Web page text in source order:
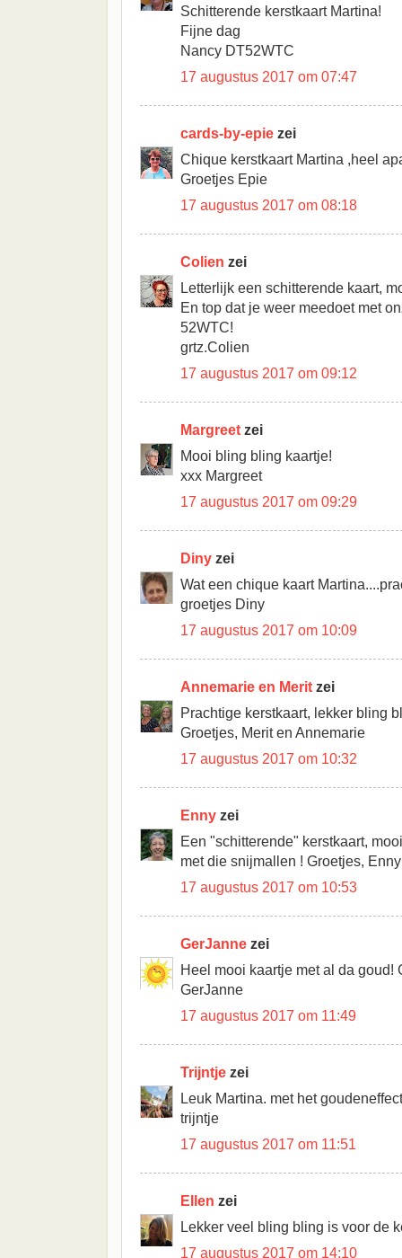
Schitterende kerstkaart Martina!
Fijne dag
Nancy DT52WTC
17 augustus 2017 om 07:47
cards-by-epie zei
Chique kerstkaart Martina ,heel
Groetjes Epie
17 augustus 2017 om 08:18
Colien zei
Letterlijk een schitterende kaart,
En top dat je weer meedoet met
52WTC!
grtz.Colien
17 augustus 2017 om 09:12
Margreet zei
Mooi bling bling kaartje!
xxx Margreet
17 augustus 2017 om 09:29
Diny zei
Wat een chique kaart
groetjes Diny
17 augustus 2017 om 10:09
Annemarie en Merit zei
Prachtige kerstkaart, lekker bling
Groetjes, Merit en Annemarie
17 augustus 2017 om 10:32
Enny zei
Een "schitterende" kerstkaart,
met die snijmallen ! Groetjes, Enny
17 augustus 2017 om 10:53
GerJanne zei
Heel mooi kaartje met al da goud!
GerJanne
17 augustus 2017 om 11:49
Trijntje zei
Leuk Martina. met het
trijntje
17 augustus 2017 om 11:51
Ellen zei
Lekker veel bling bling is voor de
17 augustus 2017 om 14:10